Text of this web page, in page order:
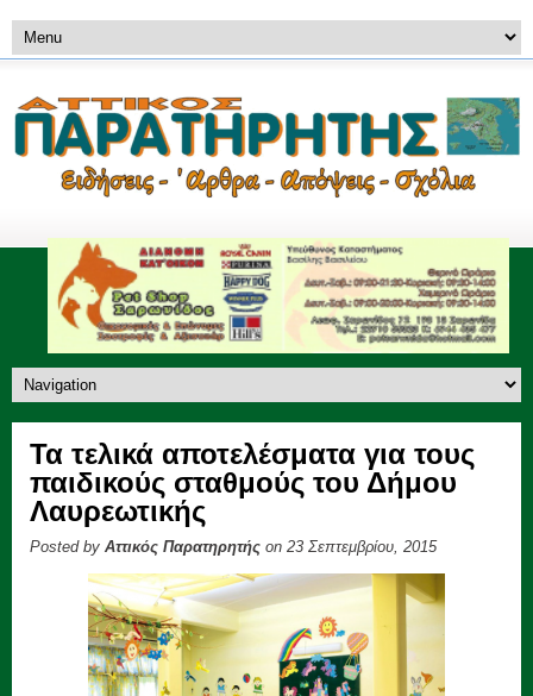
Τα τελικά αποτελέσματα για τους
παιδικούς σταθμούς του Δήμου
Λαυρεωτικής
Posted by Αττικός Παρατηρητής on 23 Σεπτεμβρίου, 2015